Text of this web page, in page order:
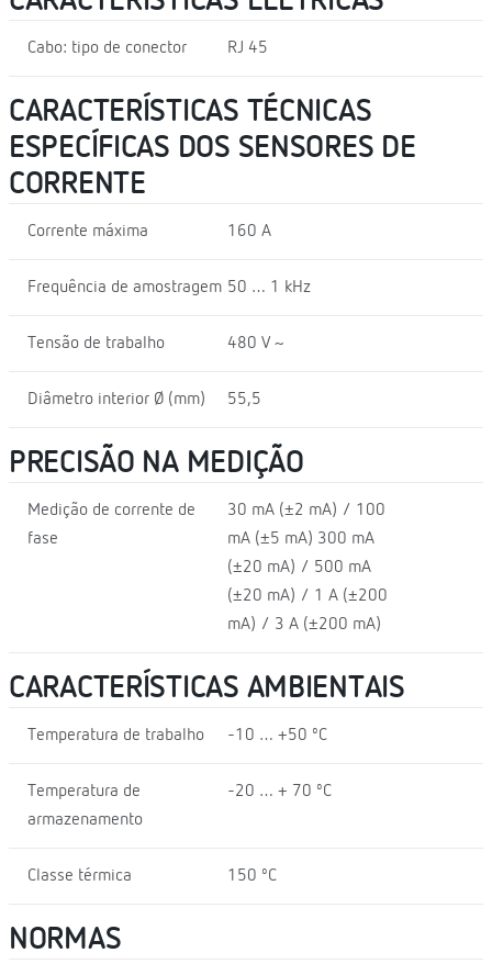
Cabo: tipo de conector RJ 45
CARACTERÍSTICAS TÉCNICAS
ESPECÍFICAS DOS SENSORES DE
CORRENTE
Corrente máxima 160 A
Frequência de amostragem 50 … 1 kHz
Tensão de trabalho 480 V ~
Diâmetro interior Ø (mm) 55,5
PRECISÃO NA MEDIÇÃO
Medição de corrente de
fase
30 mA (±2 mA) / 100
mA (±5 mA) 300 mA
(±20 mA) / 500 mA
(±20 mA) / 1 A (±200
mA) / 3 A (±200 mA)
CARACTERÍSTICAS AMBIENTAIS
Temperatura de trabalho -10 … +50 ºC
Temperatura de
armazenamento
-20 … + 70 ºC
Classe térmica 150 ºC
NORMAS